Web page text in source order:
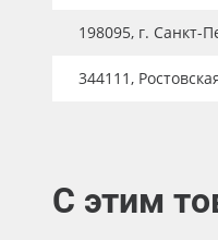
ПЭТ листовой
198095, г. Санкт-
344111,
С этим